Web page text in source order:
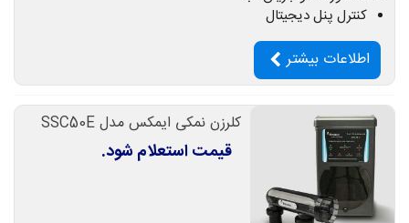
کنترل پنل دیجیتال
اطلاعات بیشتر
کلرزن نمکی ایمکس مدل SSC50E
قیمت استعلام شود.